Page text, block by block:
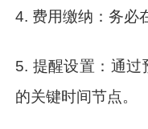
4. 费用缴纳：务必
5. 提醒设置：通
的关键时间节点。